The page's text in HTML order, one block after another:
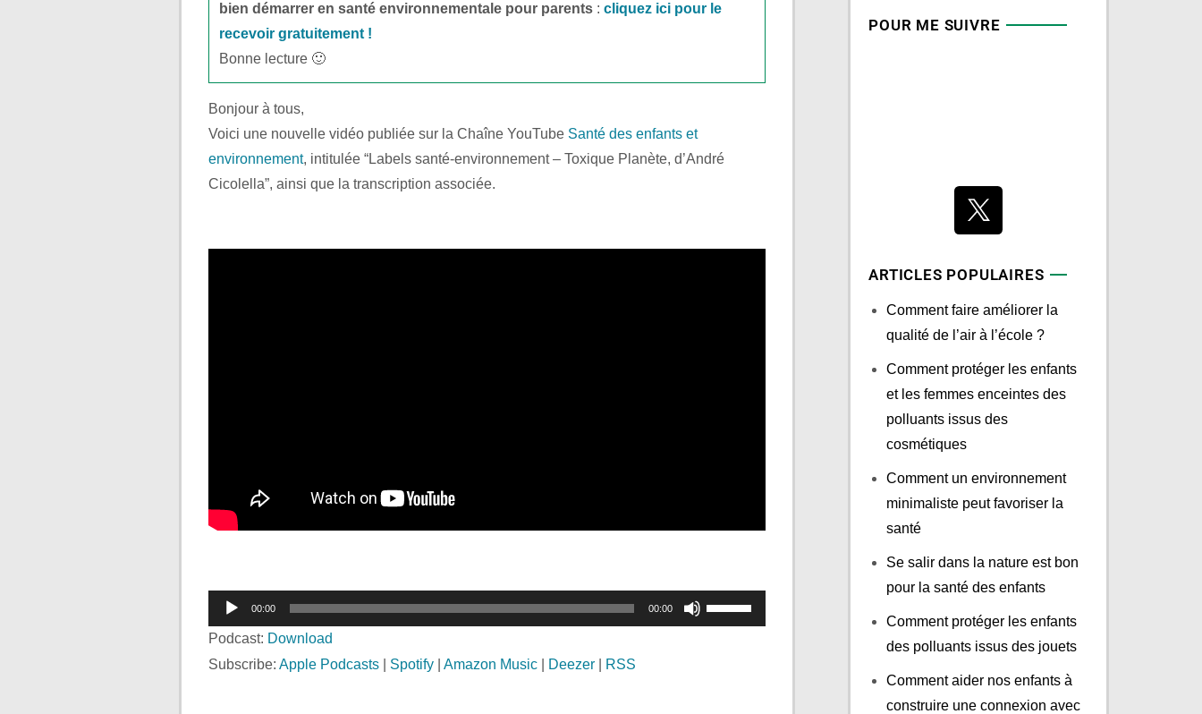
bien démarrer en santé environnementale pour parents :cliquez ici pour le
recevoir gratuitement !
Bonne lecture 🙂
Bonjour à tous,
Voici une nouvelle vidéo publiée sur la Chaîne YouTube Santé des enfants et
environnement, intitulée “Labels santé-environnement – Toxique Planète, d’André
Cicolella”, ainsi que la transcription associée.
Lecteur
audio
00:00 00:00
Utilisez
les
Podcast: Download
Subscribe: Apple Podcasts Spotify Amazon Music Deezer RSS
POUR ME SUIVRE
ARTICLES POPULAIRES
Comment faire améliorer la
qualité de l’air à l’école ?
Comment protéger les enfants
et les femmes enceintes des
polluants issus des
cosmétiques
Comment un environnement
minimaliste peut favoriser la
santé
Se salir dans la nature est bon
pour la santé des enfants
Comment protéger les enfants
des polluants issus des jouets
Comment aider nos enfants à
construire une connexion avec